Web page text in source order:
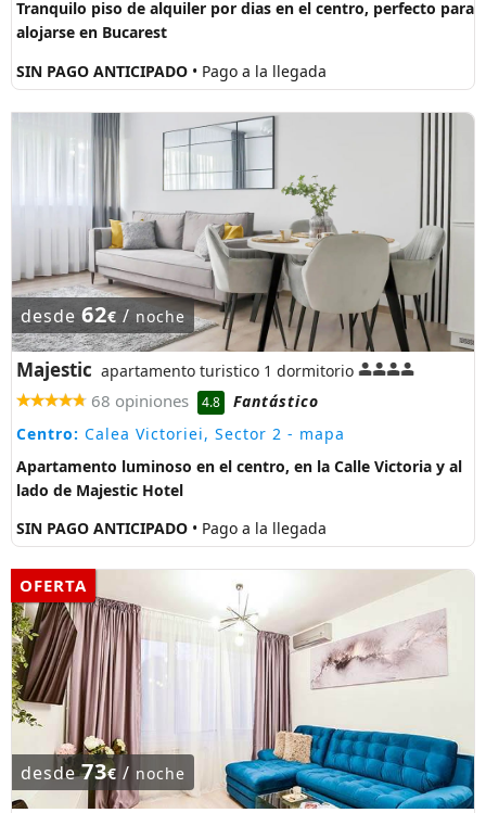
Tranquilo piso de alquiler por dias en el centro, perfecto para
alojarse en Bucarest
SIN PAGO ANTICIPADO • Pago a la llegada
desde 62€ / noche
Majestic apartamento turistico 1 dormitorio
68 opiniones 4.8
Fantástico
Centro: Calea Victoriei, Sector 2 - mapa
Apartamento luminoso en el centro, en la Calle Victoria y al
lado de Majestic Hotel
SIN PAGO ANTICIPADO • Pago a la llegada
OFERTA
desde73€ / noche